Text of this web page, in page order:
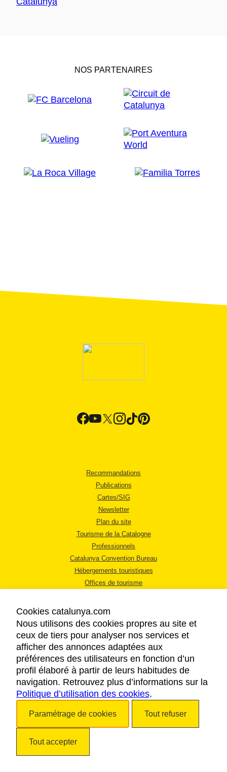
NOS PARTENAIRES
Recommandations
Publications
Cartes/SIG
Newsletter
Plan du site
Tourisme de la Catalogne
Professionnels
Catalunya Convention Bureau
Hébergements touristiques
Offices de tourisme
MENTIONS LÉGALES
RÈGLES DE CONFIDENTIALITÉ
COOKIES
ACCESSIBILITÉ
Cookies catalunya.com
Nous utilisons des cookies propres au site et
ceux de tiers pour analyser nos services et
afficher des annonces adaptées aux
préférences des utilisateurs en fonction d’un
profil élaboré à partir de leurs habitudes de
navigation. Retrouvez plus d’informations sur la
Politique d’utilisation des cookies.
Paramétrage de cookies Tout refuser
Tout accepter